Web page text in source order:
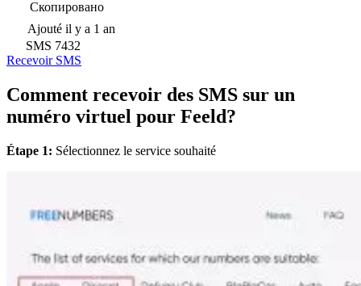
Скопировано
Ajouté il y a 1 an
SMS 7432
Recevoir SMS
Comment recevoir des SMS sur un
numéro virtuel pour Feeld?
Étape 1: Sélectionnez le service souhaité